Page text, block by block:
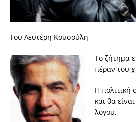
Του Λευτέρη Κουσούλη
Το ζήτημα
πέραν του
Η πολιτική
και θα
λόγου.